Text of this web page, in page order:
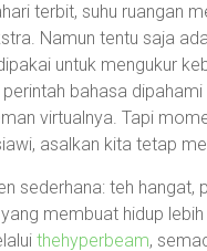
terbit, suhu ruangan
Namun tentu saja
untuk mengukur
bahasa
virtualnya. Tapi
asalkan kita tetap
sederhana: teh hangat,
membuat hidup
thehyperbeam,